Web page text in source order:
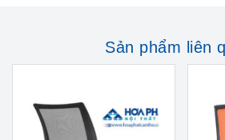
Sản phẩm liên